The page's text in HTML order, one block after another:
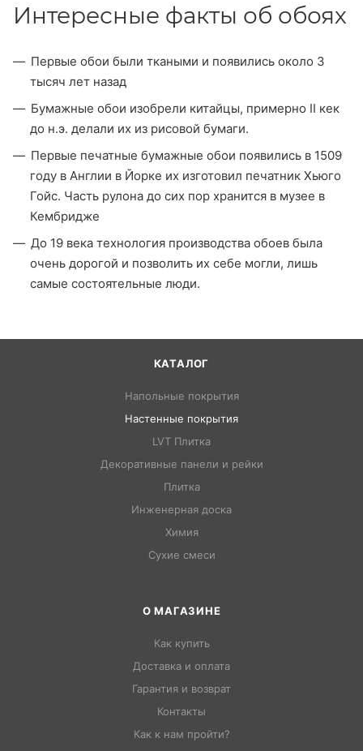
Интересные факты об обоях
Первые обои были ткаными и появились около 3
тысяч лет назад
Бумажные обои изобрели китайцы, примерно II кек
до н.э. делали их из рисовой бумаги.
Первые печатные бумажные обои появились в 1509
году в Англии в Йорке их изготовил печатник Хьюго
Гойс. Часть рулона до сих пор хранится в музее в
Кембридже
До 19 века технология производства обоев была
очень дорогой и позволить их себе могли, лишь
самые состоятельные люди.
КАТАЛОГ
Напольные покрытия
Настенные покрытия
LVT Плитка
Декоративные панели и рейки
Плитка
Инженерная доска
Химия
Сухие смеси
О МАГАЗИНЕ
Как купить
Доставка и оплата
Гарантия и возврат
Контакты
Как к нам пройти?